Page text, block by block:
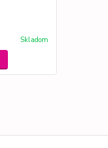
Skladom